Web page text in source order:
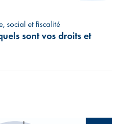
social et fiscalité
sont vos droits et